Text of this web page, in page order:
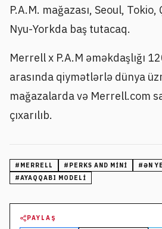
P.A.M. mağazası, Seoul,
Nyu-Yorkda baş tutacaq.
Merrell x P.A.M əməkdaşlığı
arasında qiymətlərlə dünya
mağazalarda və Merrell.com
çıxarılıb.
# MERRELL # PERKS AND MINI #ƏN
#AYAQQABI MODELI
PAYLAŞ